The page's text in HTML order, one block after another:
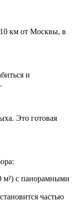
км от Москвы, в
и
Это готовая
м²) с панорамными
частью